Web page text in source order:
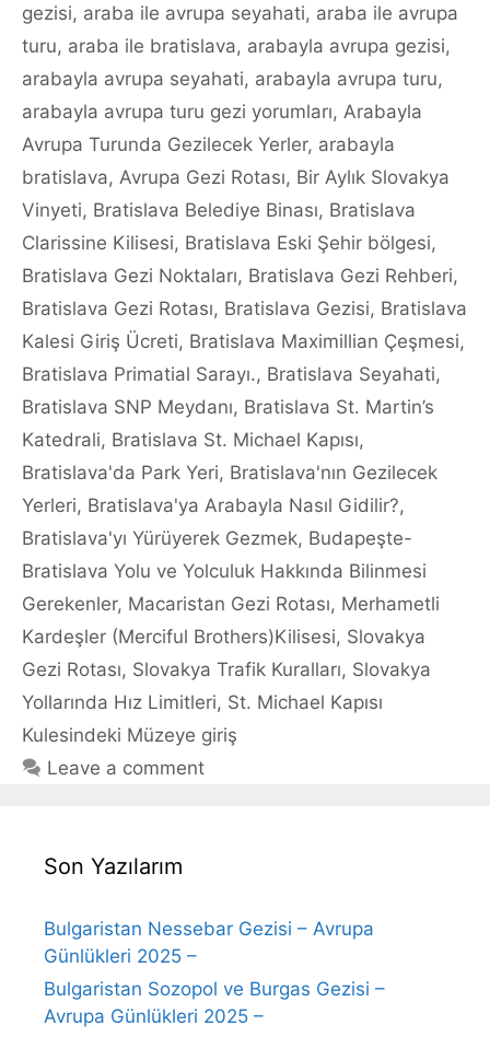
gezisi, araba ile avrupa seyahati, araba ile avrupa
turu, araba ile bratislava, arabayla avrupa gezisi,
arabayla avrupa seyahati, arabayla avrupa turu,
arabayla avrupa turu gezi yorumları, Arabayla
Avrupa Turunda Gezilecek Yerler, arabayla
bratislava, Avrupa Gezi Rotası, Bir Aylık Slovakya
Vinyeti, Bratislava Belediye Binası, Bratislava
Clarissine Kilisesi, Bratislava Eski Şehir bölgesi,
Bratislava Gezi Noktaları, Bratislava Gezi Rehberi,
Bratislava Gezi Rotası, Bratislava Gezisi, Bratislava
Kalesi Giriş Ücreti, Bratislava Maximillian Çeşmesi,
Bratislava Primatial Sarayı., Bratislava Seyahati,
Bratislava SNP Meydanı, Bratislava St. Martin’s
Katedrali, Bratislava St. Michael Kapısı,
Bratislava'da Park Yeri, Bratislava'nın Gezilecek
Yerleri, Bratislava'ya Arabayla Nasıl Gidilir?,
Bratislava'yı Yürüyerek Gezmek, Budapeşte-
Bratislava Yolu ve Yolculuk Hakkında Bilinmesi
Gerekenler, Macaristan Gezi Rotası, Merhametli
Kardeşler (Merciful Brothers)Kilisesi, Slovakya
Gezi Rotası, Slovakya Trafik Kuralları, Slovakya
Yollarında Hız Limitleri, St. Michael Kapısı
Kulesindeki Müzeye giriş
Leave a comment
Son Yazılarım
Bulgaristan Nessebar Gezisi – Avrupa
Günlükleri 2025 –
Bulgaristan Sozopol ve Burgas Gezisi –
Avrupa Günlükleri 2025 –